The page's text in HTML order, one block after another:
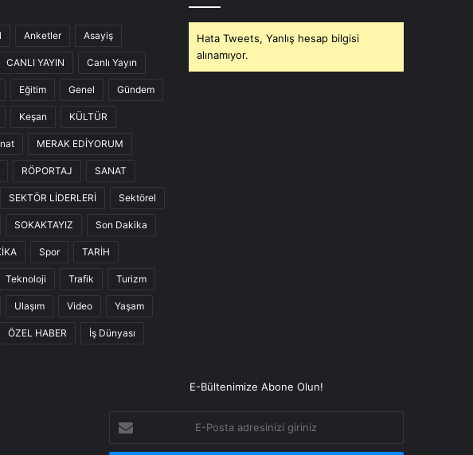
Anketler Asayiş
CANLI YAYIN Canlı Yayın
Eğitim Genel Gündem
Keşan KÜLTÜR
MERAK EDİYORUM
RÖPORTAJ SANAT
SEKTÖR LİDERLERİ Sektörel
SOKAKTAYIZ Son Dakika
Spor TARİH
Teknoloji Trafik Turizm
Ulaşım Video Yaşam
ÖZEL HABER İş Dünyası
Hata Tweets, Yanlış hesap bilgisi
alınamıyor.
E-Bültenimize Abone Olun!
Posta
adresinizi